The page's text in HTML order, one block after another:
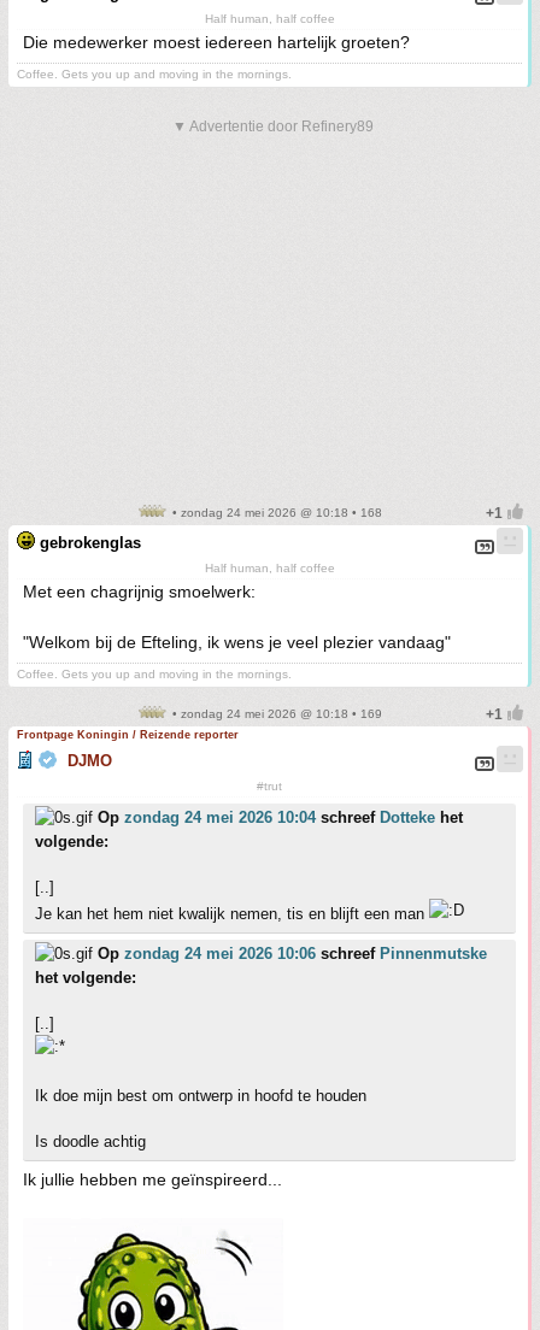
Half human, half coffee
Die medewerker moest iedereen hartelijk groeten?
Coffee. Gets you up and moving in the mornings.
▼ Advertentie door Refinery89
• zondag 24 mei 2026 @ 10:18 • 168
gebrokenglas
Half human, half coffee
Met een chagrijnig smoelwerk:
"Welkom bij de Efteling, ik wens je veel plezier vandaag"
Coffee. Gets you up and moving in the mornings.
• zondag 24 mei 2026 @ 10:18 • 169
Frontpage Koningin / Reizende reporter
DJMO
#trut
Op zondag 24 mei 2026 10:04schreef Dotteke het
volgende:
[..]
Je kan het hem niet kwalijk nemen, tis en blijft een man
Op zondag 24 mei 2026 10:06 schreef Pinnenmutske
het volgende:
[..]
Ik doe mijn best om ontwerp in hoofd te houden
Is doodle achtig
Ik jullie hebben me geïnspireerd...